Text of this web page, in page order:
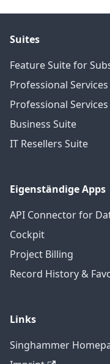
Suites
Feature Suite for
Professional
Professional
Business Suite
IT Resellers Suite
Eigenständige Apps
API Connector for
Cockpit
Project Billing
Record History &
Links
Singhammer